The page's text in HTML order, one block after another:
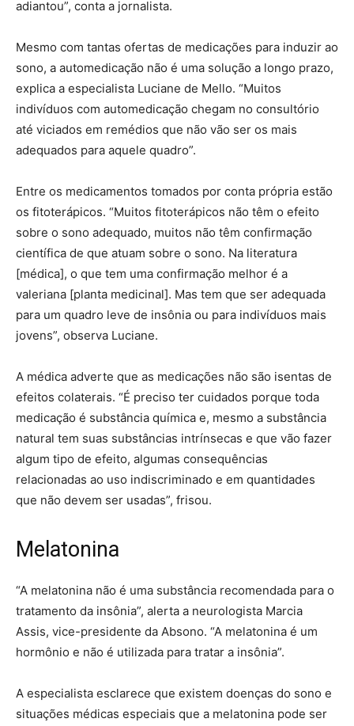
adiantou”, conta a jornalista.
Mesmo com tantas ofertas de medicações para induzir ao
sono, a automedicação não é uma solução a longo prazo,
explica a especialista Luciane de Mello. “Muitos
indivíduos com automedicação chegam no consultório
até viciados em remédios que não vão ser os mais
adequados para aquele quadro”.
Entre os medicamentos tomados por conta própria estão
os fitoterápicos. “Muitos fitoterápicos não têm o efeito
sobre o sono adequado, muitos não têm confirmação
científica de que atuam sobre o sono. Na literatura
[médica], o que tem uma confirmação melhor é a
valeriana [planta medicinal]. Mas tem que ser adequada
para um quadro leve de insônia ou para indivíduos mais
jovens”, observa Luciane.
A médica adverte que as medicações não são isentas de
efeitos colaterais. “É preciso ter cuidados porque toda
medicação é substância química e, mesmo a substância
natural tem suas substâncias intrínsecas e que vão fazer
algum tipo de efeito, algumas consequências
relacionadas ao uso indiscriminado e em quantidades
que não devem ser usadas”, frisou.
Melatonina
“A melatonina não é uma substância recomendada para o
tratamento da insônia”, alerta a neurologista Marcia
Assis, vice-presidente da Absono. “A melatonina é um
hormônio e não é utilizada para tratar a insônia”.
A especialista esclarece que existem doenças do sono e
situações médicas especiais que a melatonina pode ser